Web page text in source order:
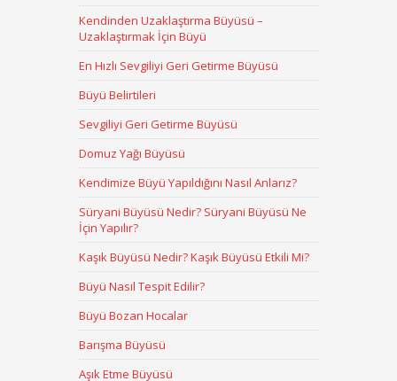
Kendinden Uzaklaştırma Büyüsü –
Uzaklaştırmak İçin Büyü
En Hızlı Sevgiliyi Geri Getirme Büyüsü
Büyü Belirtileri
Sevgiliyi Geri Getirme Büyüsü
Domuz Yağı Büyüsü
Kendimize Büyü Yapıldığını Nasıl Anlarız?
Süryani Büyüsü Nedir? Süryani Büyüsü Ne
İçin Yapılır?
Kaşık Büyüsü Nedir? Kaşık Büyüsü Etkili Mi?
Büyü Nasıl Tespit Edilir?
Büyü Bozan Hocalar
Barışma Büyüsü
Aşık Etme Büyüsü